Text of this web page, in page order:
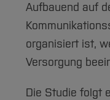
weitere
Aufbauend auf
organisiert ist,
Versorgung
Die Studie folgt